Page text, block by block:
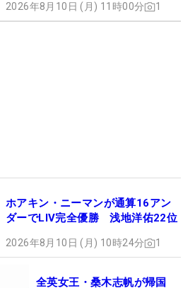
2026年8月10日 (月) 11時00分 1
ホアキン・ニーマンが通算16アン
ダーでLIV完全優勝 浅地洋佑22位
2026年8月10日 (月) 10時24分 1
全英女王・桑木志帆が帰国